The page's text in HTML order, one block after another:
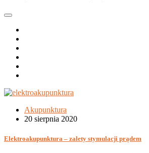
Akupunktura
20 sierpnia 2020
Elektroakupunktura – zalety stymulacji prądem